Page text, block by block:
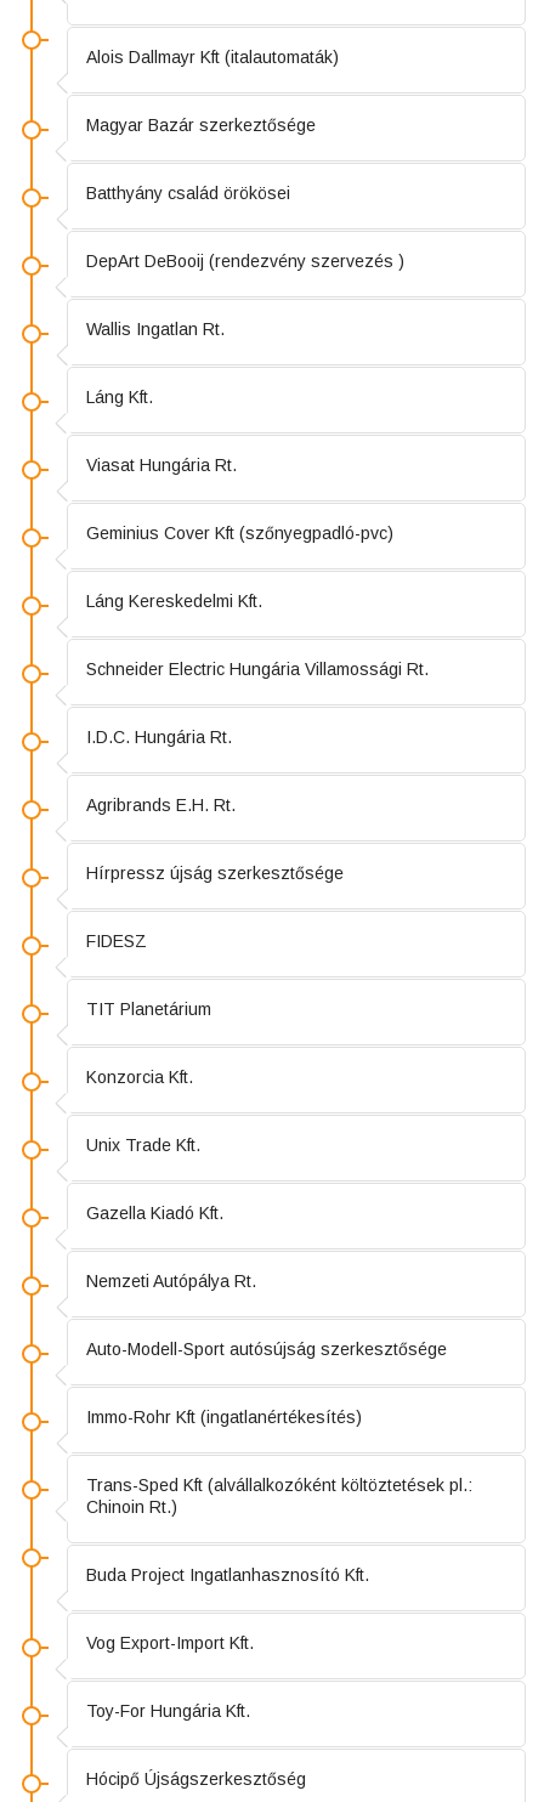
Alois Dallmayr Kft (italautomaták)
Magyar Bazár szerkeztősége
Batthyány család örökösei
DepArt DeBooij (rendezvény szervezés )
Wallis Ingatlan Rt.
Láng Kft.
Viasat Hungária Rt.
Geminius Cover Kft (szőnyegpadló-pvc)
Láng Kereskedelmi Kft.
Schneider Electric Hungária Villamossági Rt.
I.D.C. Hungária Rt.
Agribrands E.H. Rt.
Hírpressz újság szerkesztősége
FIDESZ
TIT Planetárium
Konzorcia Kft.
Unix Trade Kft.
Gazella Kiadó Kft.
Nemzeti Autópálya Rt.
Auto-Modell-Sport autósújság szerkesztősége
Immo-Rohr Kft (ingatlanértékesítés)
Trans-Sped Kft (alvállalkozóként költöztetések pl.:
Chinoin Rt.)
Buda Project Ingatlanhasznosító Kft.
Vog Export-Import Kft.
Toy-For Hungária Kft.
Hócipő Újságszerkesztőség